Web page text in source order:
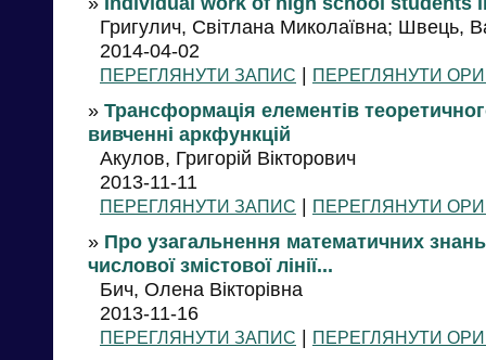
Григулич, Світлана Миколаївна; Швець,
2014-04-02
ПЕРЕГЛЯНУТИ ЗАПИС | ПЕРЕГЛЯНУТИ
» Трансформація елементів
вивченні аркфункцій
Акулов, Григорій Вікторович
2013-11-11
ПЕРЕГЛЯНУТИ ЗАПИС | ПЕРЕГЛЯНУТИ
» Про узагальнення математичних
числової змістової лінії...
Бич, Олена Вікторівна
2013-11-16
ПЕРЕГЛЯНУТИ ЗАПИС | ПЕРЕГЛЯНУТИ